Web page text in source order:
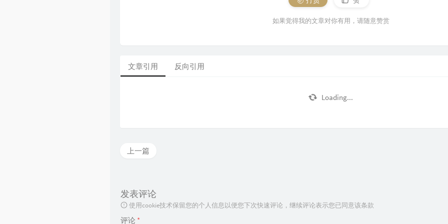
如果觉得我的文章对你有用，请随意赞赏
文章引用 反向引用
Loading...
上一篇
发表评论
使用cookie技术保留您的个人信息以便您下次快速评论，继续评论表示您已同意该条款
评论 *